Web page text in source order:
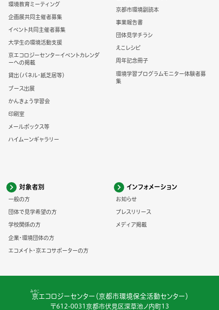
環境教育ミーティング
企画展共同主催者募集
イベント共同主催者募集
大学生の環境活動支援
京エコロジーセンターイベントカレンダ
ーへの掲載
貸出（パネル・紙芝居等）
ブース出展
かんきょう学習会
印刷室
メールボックス等
ハイムーンギャラリー
京都市環境副読本
事業報告書
団体見学チラシ
えこレシピ
周年記念冊子
環境学習プログラムモニター体験者募
集
対象者別
一般の方
団体で見学希望の方
学校関係の方
企業・環境団体の方
エコメイト・京エコサポーターの方
インフォメーション
お知らせ
プレスリリース
メディア掲載
京
みやこ
エコロジーセンター（京都市環境保全活動センター）
〒612-0031京都市伏見区深草池ノ内町13